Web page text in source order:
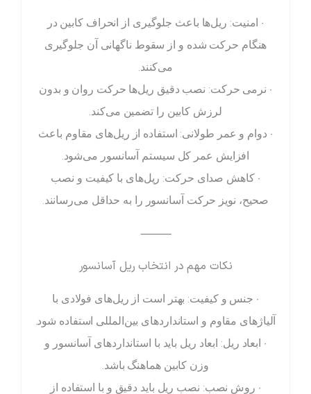
• امنیت: ریل‌ها باعث جلوگیری از انحراف کابین در
هنگام حرکت شده و از سقوط ناگهانی آن جلوگیری
می‌کنند.
• نرمی حرکت: نصب دقیق ریل‌ها حرکت روان و بدون
لرزش کابین را تضمین می‌کند.
• دوام و عمر طولانی: استفاده از ریل‌های مقاوم باعث
افزایش عمر کل سیستم آسانسور می‌شود.
• کاهش صدای حرکت: ریل‌های با کیفیت و نصب
صحیح، نویز حرکت آسانسور را به حداقل می‌رسانند.
⸻
نکات مهم در انتخاب ریل آسانسور
• جنس و کیفیت: بهتر است از ریل‌های فولادی با
آلیاژهای مقاوم و استانداردهای بین‌المللی استفاده شود.
• ابعاد ریل: ابعاد ریل باید با استانداردهای آسانسور و
وزن کابین هماهنگ باشد.
• روش نصب: نصب ریل باید دقیق و با استفاده از